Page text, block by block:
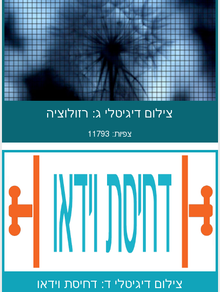
צילום דיגיטלי ג: רזולוציה
צפיות: 11793
צילום דיגיטלי ד: דחיסת וידאו